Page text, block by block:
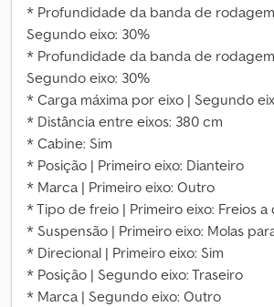
* Profundidade da banda de
Segundo eixo: 30%
* Profundidade da banda de
Segundo eixo: 30%
* Carga máxima por eixo | Segundo
* Distância entre eixos: 380 cm
* Cabine: Sim
* Posição | Primeiro eixo: Dianteiro
* Marca | Primeiro eixo: Outro
* Tipo de freio | Primeiro eixo: Freios a
* Suspensão | Primeiro eixo: Molas
* Direcional | Primeiro eixo: Sim
* Posição | Segundo eixo: Traseiro
* Marca | Segundo eixo: Outro